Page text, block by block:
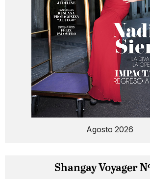
Agosto 2026
Shangay Voyager